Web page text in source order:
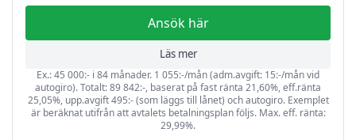
Ansök här
Läs mer
Ex.: 45 000:- i 84 månader. 1 055:-/mån (adm.avgift: 15:-/mån vid
autogiro). Totalt: 89 842:-, baserat på fast ränta 21,60%, eff.ränta
25,05%, upp.avgift 495:- (som läggs till lånet) och autogiro. Exemplet
är beräknat utifrån att avtalets betalningsplan följs. Max. eff. ränta:
29,99%.